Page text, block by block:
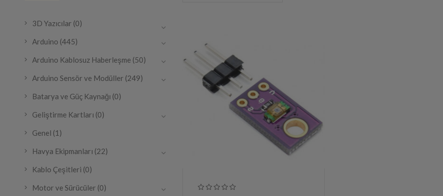
3D Yazıcılar (0)
Arduino (445)
Arduino Kablosuz Haberleşme (50)
Arduino Sensör ve Modüller (249)
Batarya ve Güç Kaynağı (0)
Geliştirme Kartları (0)
Genel (1)
Havya Ekipmanları (22)
Kablo Çeşitleri (0)
Motor ve Sürücüler (0)